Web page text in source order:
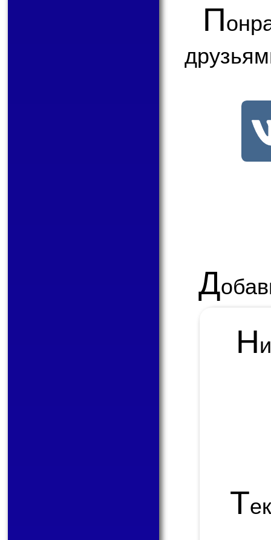
П
Д
Н
Т